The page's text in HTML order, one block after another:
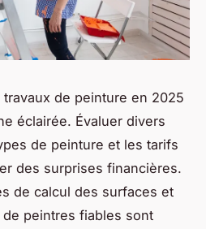
de peinture en 2025
éclairée. Évaluer divers
de peinture et les tarifs
des surprises financières.
de calcul des surfaces et
peintres fiables sont